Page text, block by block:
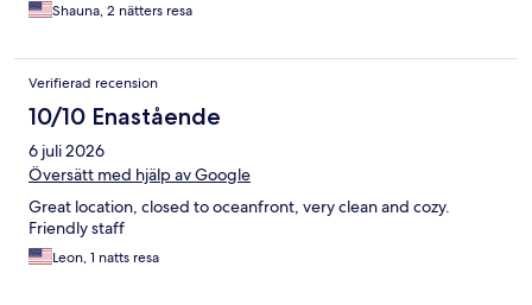
Shauna, 2 nätters resa
Verifierad recension
10/10 Enastående
6 juli 2026
Översätt med hjälp av Google
Great location, closed to oceanfront, very clean and cozy.
Friendly staff
Leon, 1 natts resa